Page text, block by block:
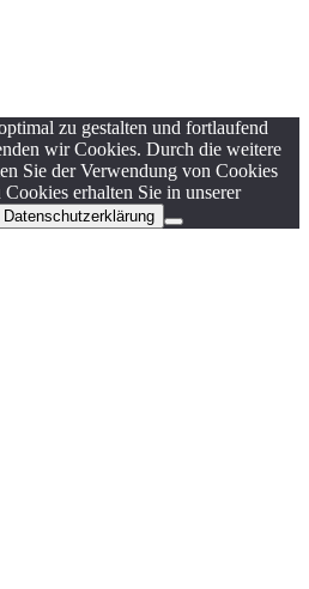
zu gestalten und fortlaufend
wir Cookies. Durch die weitere
Sie der Verwendung von Cookies
erhalten Sie in unserer
Datenschutzerklärung